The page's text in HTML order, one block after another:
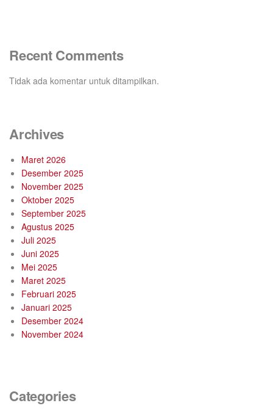
Recent Comments
Tidak ada komentar untuk ditampilkan.
Archives
Maret 2026
Desember 2025
November 2025
Oktober 2025
September 2025
Agustus 2025
Juli 2025
Juni 2025
Mei 2025
Maret 2025
Februari 2025
Januari 2025
Desember 2024
November 2024
Categories